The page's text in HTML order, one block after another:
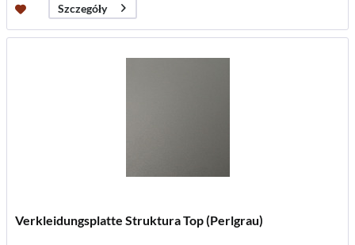
Szczegóły
Verkleidungsplatte Struktura Top (Perlgrau)